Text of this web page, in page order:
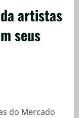
artistas
seus
do Mercado